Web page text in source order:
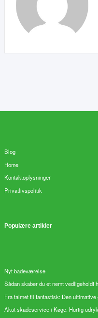
Blog
Home
Kontaktoplysninger
Privatlivspolitik
Populære artikler
Nyt badeværelse
Sådan skaber du et nemt vedligeholdt
Fra falmet til fantastisk: Den
Akut skadeservice i Køge: Hurtig